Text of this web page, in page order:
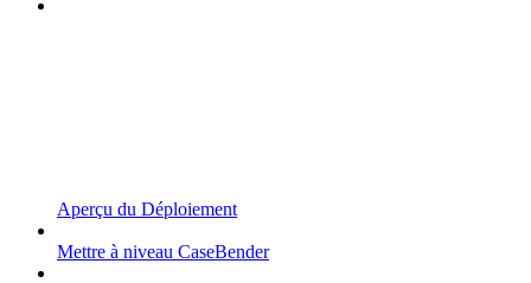
Aperçu du Déploiement
Mettre à niveau CaseBender